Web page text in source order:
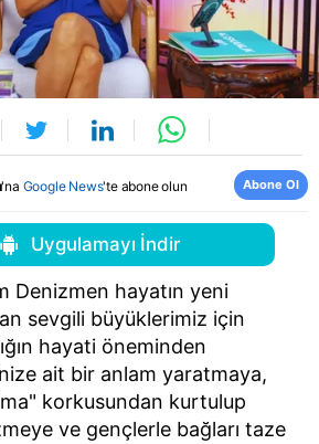
'na Google News'te abone olun Abone Ol
Uygulamayı İndir
Denizmen hayatın yeni
sevgili büyüklerimiz için
hayati öneminden
ait bir anlam yaratmaya,
korkusundan kurtulup
ve gençlerle bağları taze